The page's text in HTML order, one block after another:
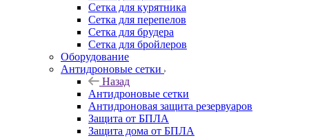
Сетка для курятника
Сетка для перепелов
Сетка для брудера
Сетка для бройлеров
Оборудование
Антидроновые сетки
Назад
Антидроновые сетки
Антидроновая защита резервуаров
Защита от БПЛА
Защита дома от БПЛА